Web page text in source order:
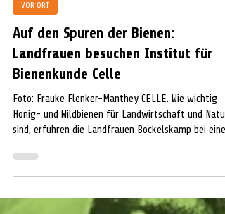
Extern
vor 5 Tagen
2 Min. Lesezeit
VOR ORT
Auf den Spuren der Bienen:
Landfrauen besuchen Institut für
Bienenkunde Celle
Honig- und Wildbienen für Landwirtschaft und Natur
sind, erfuhren die Landfrauen Bockelskamp bei einer
das im kommenden Jahr sein einhundertjähriges